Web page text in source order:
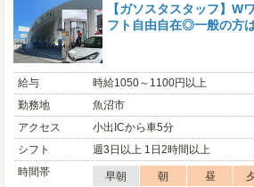
【ガソスタスタッフ】W
フト自由自在◎一般の方
給与
時給1050～1100円以上
勤務地
魚沼市
アクセス
小出ICから車5分
シフト
週3日以上 1日2時間以上
時間帯
早朝 朝 昼